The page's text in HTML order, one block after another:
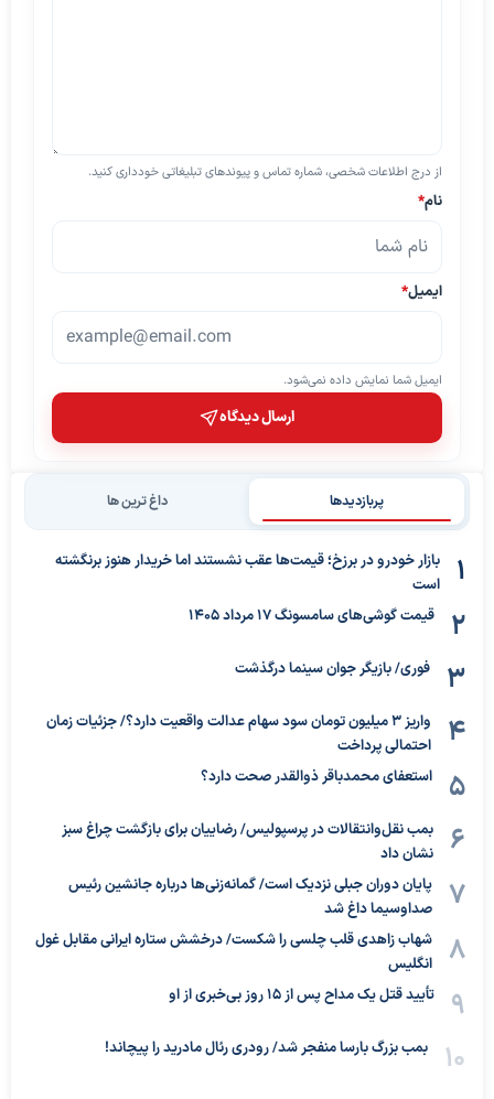
از درج اطلاعات شخصی، شماره تماس و پیوندهای تبلیغاتی خودداری کنید.
نام*
ایمیل*
ایمیل شما نمایش داده نمی‌شود.
ارسال دیدگاه
پربازدیدها داغ ترین ها
بازار خودرو در برزخ؛ قیمت‌ها عقب نشستند اما خریدار هنوز برنگشته
است
قیمت گوشی‌های سامسونگ 17 مرداد 1405
فوری/ بازیگر جوان سینما درگذشت
واریز ۳ میلیون تومان سود سهام عدالت واقعیت دارد؟/ جزئیات زمان
احتمالی پرداخت
استعفای محمدباقر ذوالقدر صحت دارد؟
بمب نقل‌وانتقالات در پرسپولیس/ رضاییان برای بازگشت چراغ سبز
نشان داد
پایان دوران جبلی نزدیک است/ گمانه‌زنی‌ها درباره جانشین رئیس
صداوسیما داغ شد
شهاب زاهدی قلب چلسی را شکست/ درخشش ستاره ایرانی مقابل غول
انگلیس
تأیید قتل یک مداح پس از ۱۵ روز بی‌خبری از او
بمب بزرگ بارسا منفجر شد/ رودری رئال مادرید را پیچاند!